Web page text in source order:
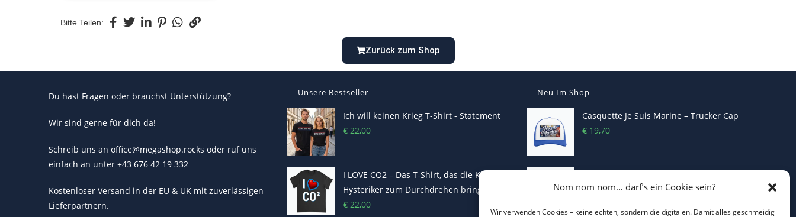
Nom nom nom… darf’s ein Cookie sein?
Wir verwenden Cookies – keine echten, sondern die digitalen. Damit alles geschmeidig
Bitte Teilen:
Zurück zum Shop
Du hast Fragen oder brauchst Unterstützung?
Wir sind gerne für dich da!
Schreib uns an office@megashop.rocks oder ruf uns
einfach an unter +43 676 42 19 332
Kostenloser Versand in der EU & UK mit zuverlässigen
Lieferpartnern.
Unsere Bestseller
Ich will keinen Krieg T-Shirt - Statement
€ 22,00
I LOVE CO2 – Das T-Shirt, das die Klima-
Hysteriker zum Durchdrehen bringt
€ 22,00
Neu Im Shop
Casquette Je Suis Marine – Trucker Cap
€19,70
Friedens-Statement